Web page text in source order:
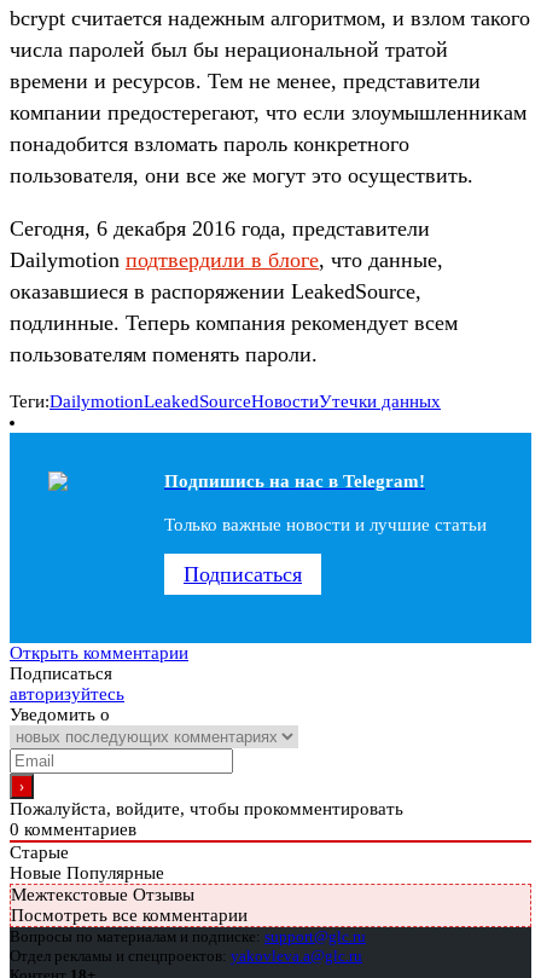
bcrypt считается надежным алгоритмом, и взлом такого
числа паролей был бы нерациональной тратой
времени и ресурсов. Тем не менее, представители
компании предостерегают, что если злоумышленникам
понадобится взломать пароль конкретного
пользователя, они все же могут это осуществить.
Сегодня, 6 декабря 2016 года, представители
Dailymotion подтвердили в блоге, что данные,
оказавшиеся в распоряжении LeakedSource,
подлинные. Теперь компания рекомендует всем
пользователям поменять пароли.
Теги:DailymotionLeakedSourceНовостиУтечки данных
Подпишись на наc в Telegram!
Только важные новости и лучшие статьи
Подписаться
Открыть комментарии
Подписаться
авторизуйтесь
Уведомить о
Пожалуйста, войдите, чтобы прокомментировать
0 комментариев
Старые
Новые Популярные
Межтекстовые Отзывы
Посмотреть все комментарии
Вопросы по материалам и подписке: support@glc.ru
Отдел рекламы и спецпроектов: yakovleva.a@glc.ru